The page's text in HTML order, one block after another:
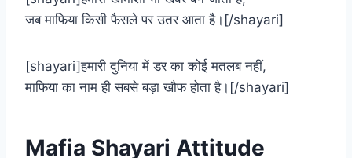
जब माफिया किसी फैसले पर उतर आता है।[/shayari]
[shayari]हमारी दुनिया में डर का कोई मतलब नहीं,
माफिया का नाम ही सबसे बड़ा खौफ होता है।[/shayari]
Mafia Shayari Attitude